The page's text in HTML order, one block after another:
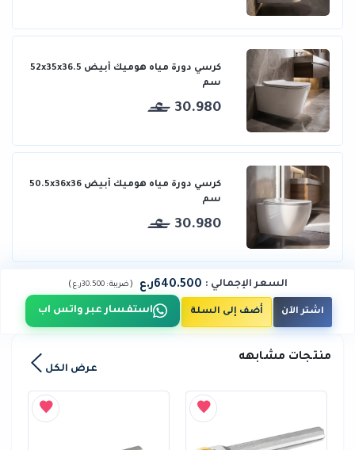
كرسي دورة مياه هوميك أبيض 52x35x36.5
سم
30.980
كرسي دورة مياه هوميك أبيض 50.5x36x36
سم
30.980
السعر الإجمالي : 640.500ر.ع (ضريبة :30.500ر.ع )
اشتر الآن أضف إلى السلة استفسار عبر واتس اب
منتجات مشابهه
عرض الكل